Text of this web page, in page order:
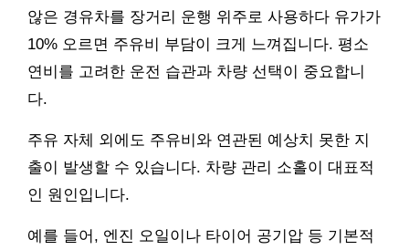
않은 경유차를 장거리 운행 위주로 사용하다 유가가
10% 오르면 주유비 부담이 크게 느껴집니다. 평소
연비를 고려한 운전 습관과 차량 선택이 중요합니
다.
주유 자체 외에도 주유비와 연관된 예상치 못한 지
출이 발생할 수 있습니다. 차량 관리 소홀이 대표적
인 원인입니다.
예를 들어, 엔진 오일이나 타이어 공기압 등 기본적